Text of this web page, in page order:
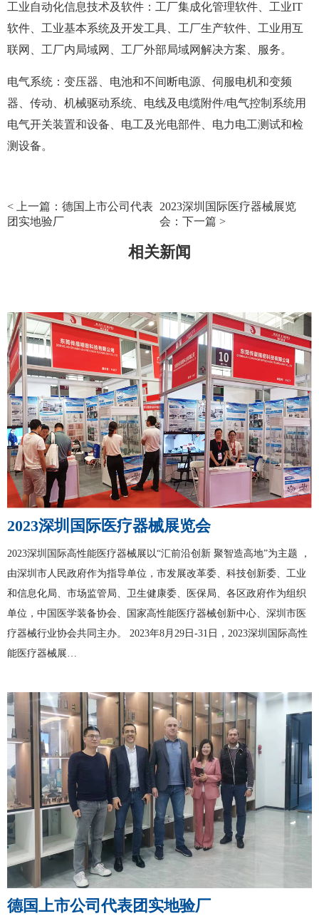
工业自动化信息技术及软件：工厂集成化管理软件、工业IT
软件、工业基本系统及开发工具、工厂生产软件、工业用互
联网、工厂内局域网、工厂外部局域网解决方案、服务。
电气系统：变压器、电池和不间断电源、伺服电机和变频
器、传动、机械驱动系统、电线及电缆附件/电气控制系统用
电气开关装置和设备、电工及光电部件、电力电工测试和检
测设备。
< 上一篇：德国上市公司代表
团实地验厂
2023深圳国际医疗器械展览
会：下一篇 >
相关新闻
2023深圳国际医疗器械展览会
2023深圳国际高性能医疗器械展以“汇前沿创新 聚智造高地”为主题 ，
由深圳市人民政府作为指导单位，市发展改革委、科技创新委、工业
和信息化局、市场监管局、卫生健康委、医保局、各区政府作为组织
单位，中国医学装备协会、国家高性能医疗器械创新中心、深圳市医
疗器械行业协会共同主办。 2023年8月29日-31日，2023深圳国际高性
能医疗器械展…
德国上市公司代表团实地验厂